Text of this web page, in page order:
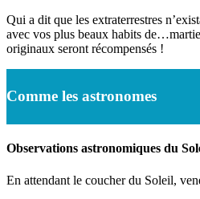
Qui a dit que les extraterrestres
avec vos plus beaux habits
originaux seront récompensés !
Comme les astronomes
Observations astronomiques du
En attendant le coucher du Soleil,